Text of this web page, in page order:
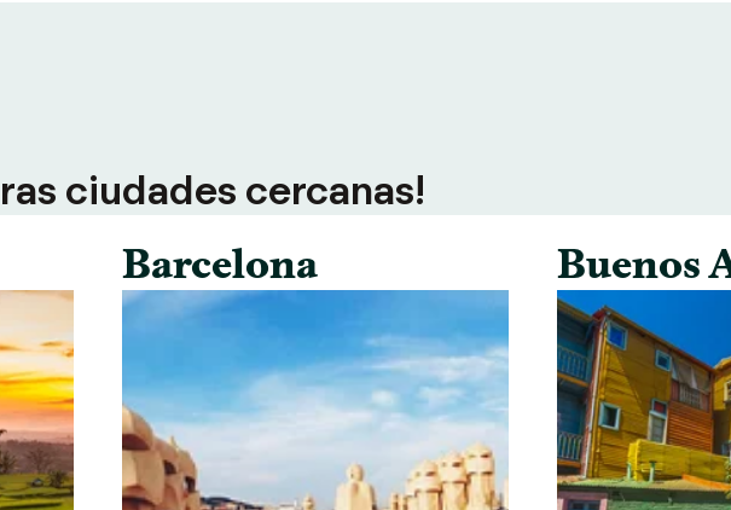
ciudades cercanas!
Barcelona Buenos